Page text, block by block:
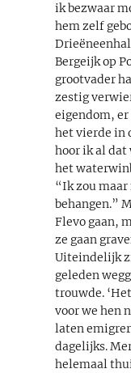
ik bezwaar
hem zelf
Bergeijk op
grootvader
zestig
eigendom, er
het vierde in
hoor ik al dat
het
“Ik zou
behangen.”
Flevo gaan,
ze gaan
Uiteindelijk
geleden
trouwde.
voor we hen
laten
dagelijks.
helemaal